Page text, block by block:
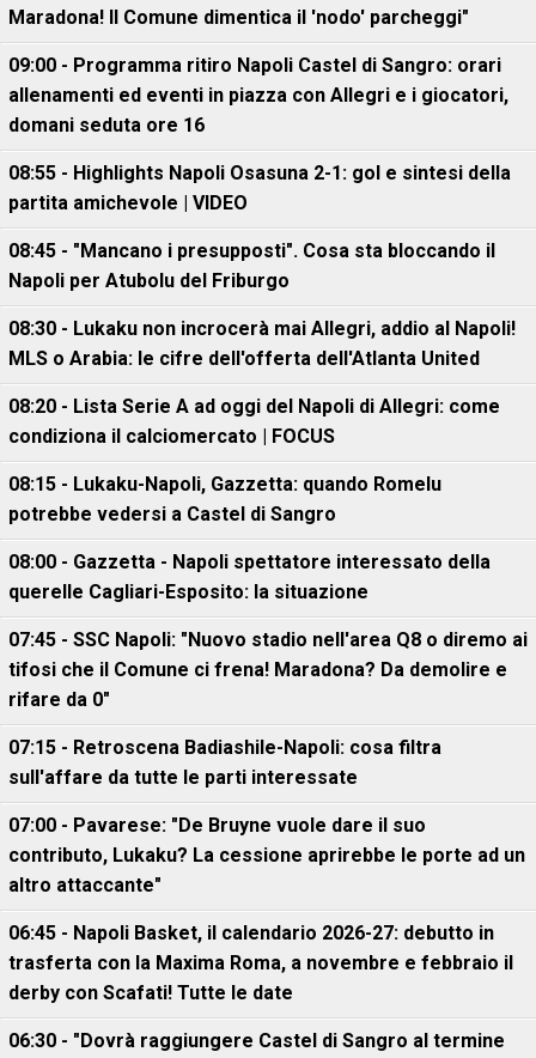
Maradona! Il Comune dimentica il 'nodo' parcheggi"
09:00 - Programma ritiro Napoli Castel di Sangro: orari
allenamenti ed eventi in piazza con Allegri e i giocatori,
domani seduta ore 16
08:55 - Highlights Napoli Osasuna 2-1: gol e sintesi della
partita amichevole | VIDEO
08:45 - "Mancano i presupposti". Cosa sta bloccando il
Napoli per Atubolu del Friburgo
08:30 - Lukaku non incrocerà mai Allegri, addio al Napoli!
MLS o Arabia: le cifre dell'offerta dell'Atlanta United
08:20 - Lista Serie A ad oggi del Napoli di Allegri: come
condiziona il calciomercato | FOCUS
08:15 - Lukaku-Napoli, Gazzetta: quando Romelu
potrebbe vedersi a Castel di Sangro
08:00 - Gazzetta - Napoli spettatore interessato della
querelle Cagliari-Esposito: la situazione
07:45 - SSC Napoli: "Nuovo stadio nell'area Q8 o diremo ai
tifosi che il Comune ci frena! Maradona? Da demolire e
rifare da 0"
07:15 - Retroscena Badiashile-Napoli: cosa filtra
sull'affare da tutte le parti interessate
07:00 - Pavarese: "De Bruyne vuole dare il suo
contributo, Lukaku? La cessione aprirebbe le porte ad un
altro attaccante"
06:45 - Napoli Basket, il calendario 2026-27: debutto in
trasferta con la Maxima Roma, a novembre e febbraio il
derby con Scafati! Tutte le date
06:30 - "Dovrà raggiungere Castel di Sangro al termine